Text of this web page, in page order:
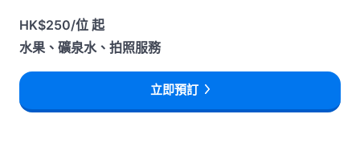
HK$250/位 起
水果、礦泉水、拍照服務
立即預訂